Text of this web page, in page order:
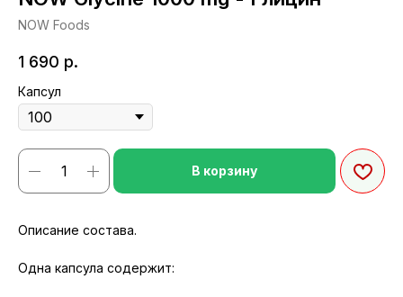
NOW Foods
1 690 р.
Капсул
В корзину
Описание состава.
Одна капсула содержит: